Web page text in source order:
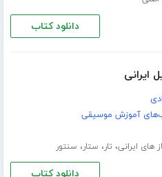
دانلود کتاب
ایرانی
آموزش موسیقی
های ایرانی، تار، ستار، سنتور
دانلود کتاب